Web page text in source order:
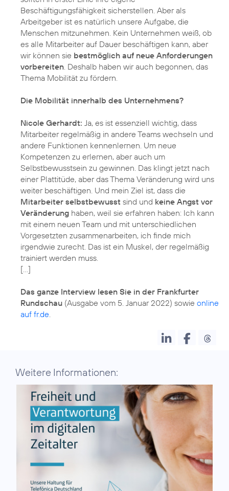
Beschäftigungsfähigkeit sicherstellen. Aber als
Arbeitgeber ist es natürlich unsere Aufgabe, die
Menschen mitzunehmen. Kein Unternehmen weiß, ob
es alle Mitarbeiter auf Dauer beschäftigen kann, aber
wir können sie bestmöglich auf neue Anforderungen
vorbereiten . Deshalb haben wir auch begonnen, das
Thema Mobilität zu fördern.
Die Mobilität innerhalb des Unternehmens?
Nicole Gerhardt: Ja, es ist essenziell wichtig, dass
Mitarbeiter regelmäßig in andere Teams wechseln und
andere Funktionen kennenlernen. Um neue
Kompetenzen zu erlernen, aber auch um
Selbstbewusstsein zu gewinnen. Das klingt jetzt nach
einer Plattitüde, aber das Thema Veränderung wird uns
weiter beschäftigen. Und mein Ziel ist, dass die
Mitarbeiter selbstbewusst sind und keine Angst vor
Veränderung haben, weil sie erfahren haben: Ich kann
mit einem neuen Team und mit unterschiedlichen
Vorgesetzten zusammenarbeiten, ich finde mich
irgendwie zurecht. Das ist ein Muskel, der regelmäßig
trainiert werden muss.
[…]
Das ganze Interview lesen Sie in der Frankfurter
Rundschau (Ausgabe vom 5. Januar 2022) sowie online
auf fr.de
Weitere Informationen: